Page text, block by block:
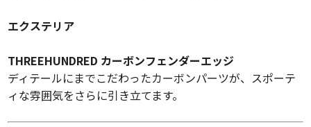
エクステリア
THREEHUNDRED カーボンフェンダーエッジ
ディテールにまでこだわったカーボンパーツが、スポーテ
ィな雰囲気をさらに引き立てます。